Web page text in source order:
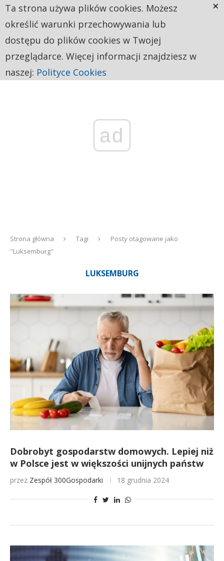
ad
Strona główna Tagi
Posty otagowane jako
"Luksemburg"
LUKSEMBURG
Dobrobyt gospodarstw domowych. Lepiej niż
w Polsce jest w większości unijnych państw
przez Zespół 300Gospodarki 18 grudnia 2024
Ta strona używa plików cookies. Możesz
określić warunki przechowywania lub
dostępu do plików cookies w Twojej
przeglądarce. Więcej informacji znajdziesz w
naszej: Polityce Cookies
×